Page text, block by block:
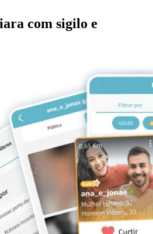
com sigilo e